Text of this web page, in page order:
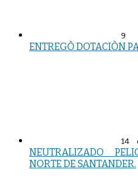
9
ENTREGÒ DOTACIÒN
14
NEUTRALIZADO
NORTE DE SANTANDER.